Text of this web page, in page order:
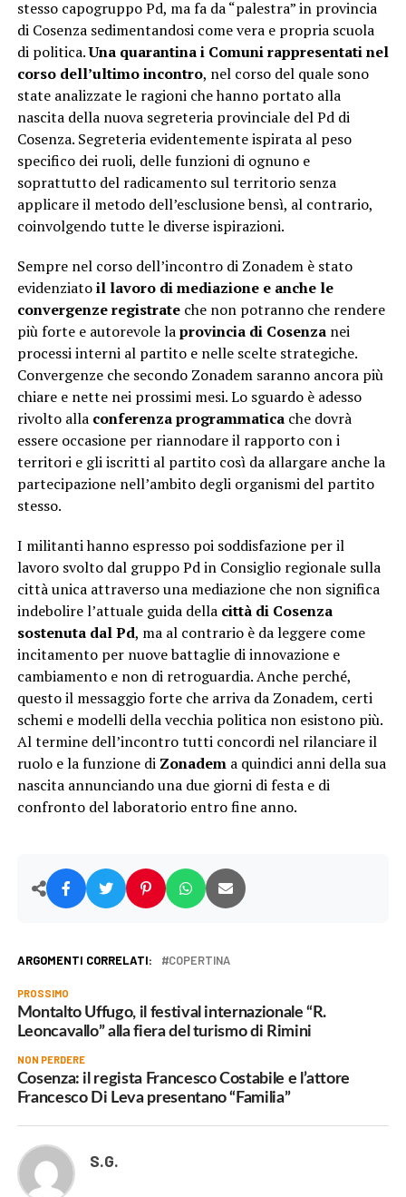
stesso capogruppo Pd, ma fa da “palestra” in provincia
di Cosenza sedimentandosi come vera e propria scuola
di politica.Una quarantina i Comuni rappresentati nel
corso dell’ultimo incontro, nel corso del quale sono
state analizzate le ragioni che hanno portato alla
nascita della nuova segreteria provinciale del Pd di
Cosenza. Segreteria evidentemente ispirata al peso
specifico dei ruoli, delle funzioni di ognuno e
soprattutto del radicamento sul territorio senza
applicare il metodo dell’esclusione bensì, al contrario,
coinvolgendo tutte le diverse ispirazioni.
Sempre nel corso dell’incontro di Zonadem è stato
evidenziatoil lavoro di mediazione e anche le
convergenze registrateche non potranno che rendere
più forte e autorevole laprovincia di Cosenzanei
processi interni al partito e nelle scelte strategiche.
Convergenze che secondo Zonadem saranno ancora più
chiare e nette nei prossimi mesi. Lo sguardo è adesso
rivolto alla conferenza programmaticache dovrà
essere occasione per riannodare il rapporto con i
territori e gli iscritti al partito così da allargare anche la
partecipazione nell’ambito degli organismi del partito
stesso.
I militanti hanno espresso poi soddisfazione per il
lavoro svolto dal gruppo Pd in Consiglio regionale sulla
città unica attraverso una mediazione che non significa
indebolire l’attuale guida della città di Cosenza
sostenuta dal Pd, ma al contrario è da leggere come
incitamento per nuove battaglie di innovazione e
cambiamento e non di retroguardia. Anche perché,
questo il messaggio forte che arriva da Zonadem, certi
schemi e modelli della vecchia politica non esistono più.
Al termine dell’incontro tutti concordi nel rilanciare il
ruolo e la funzione di Zonadema quindici anni della sua
nascita annunciando una due giorni di festa e di
confronto del laboratorio entro fine anno.
ARGOMENTI CORRELATI: COPERTINA
PROSSIMO
Montalto Uffugo, il festival internazionale “R.
Leoncavallo” alla fiera del turismo di Rimini
NON PERDERE
Cosenza: il regista Francesco Costabile e l’attore
Francesco Di Leva presentano “Familia”
S.G.